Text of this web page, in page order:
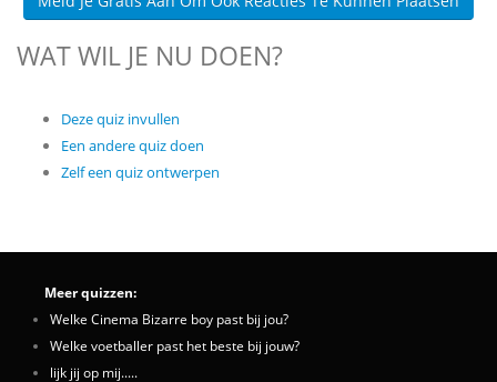
WAT WIL JE NU DOEN?
Deze quiz invullen
Een andere quiz doen
Zelf een quiz ontwerpen
Meer quizzen:
Welke Cinema Bizarre boy past bij jou?
Welke voetballer past het beste bij jouw?
lijk jij op mij.....